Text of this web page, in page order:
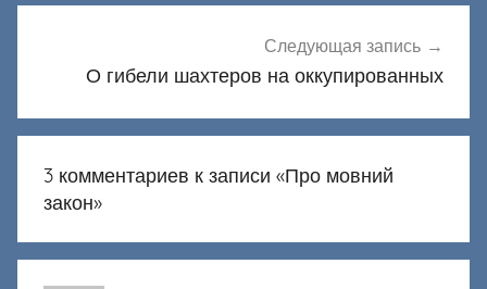
Следующая запись
О гибели шахтеров на оккупированных
3 комментариев к записи «Про мовний
закон»